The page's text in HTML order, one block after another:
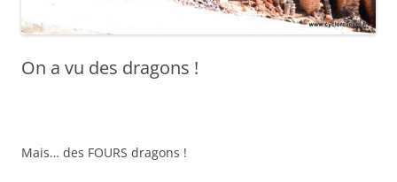
On a vu des dragons !
Mais… des FOURS dragons !